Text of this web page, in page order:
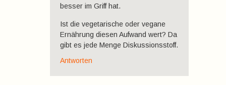
besser im Griff hat.
Ist die vegetarische oder vegane
Ernährung diesen Aufwand wert? Da
gibt es jede Menge Diskussionsstoff.
Antworten